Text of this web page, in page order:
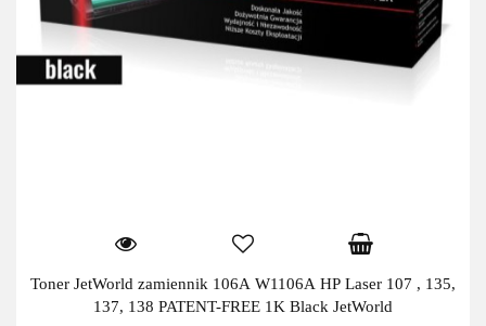
Toner JetWorld zamiennik 106A W1106A HP Laser 107 , 135,
137, 138 PATENT-FREE 1K Black JetWorld